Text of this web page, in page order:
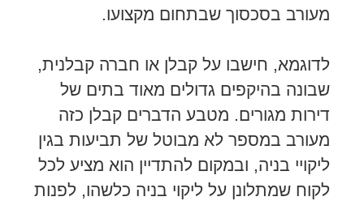
מעורב בסכסוך שבתחום מקצועו.
לדוגמא, חישבו על קבלן או חברה קבלנית,
שבונה בהיקפים גדולים מאוד בתים של
דירות מגורים. מטבע הדברים קבלן כזה
מעורב במספר לא מבוטל של תביעות בגין
ליקויי בניה, ובמקום להתדיין הוא מציע לכל
לקוח שמתלונן על ליקוי בניה כלשהו, לפנות